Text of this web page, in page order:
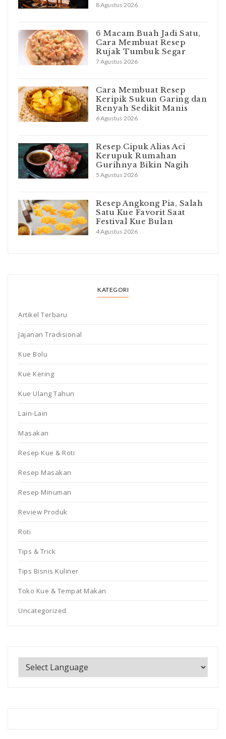
8 Agustus 2026
6 Macam Buah Jadi Satu,
Cara Membuat Resep
Rujak Tumbuk Segar
7 Agustus 2026
Cara Membuat Resep
Keripik Sukun Garing dan
Renyah Sedikit Manis
6 Agustus 2026
Resep Cipuk Alias Aci
Kerupuk Rumahan
Gurihnya Bikin Nagih
5 Agustus 2026
Resep Angkong Pia, Salah
Satu Kue Favorit Saat
Festival Kue Bulan
4 Agustus 2026
KATEGORI
Artikel Terbaru
Jajanan Tradisional
Kue Bolu
Kue Kering
Kue Ulang Tahun
Lain-Lain
Masakan
Resep Kue & Roti
Resep Masakan
Resep Minuman
Review Produk
Roti
Tips & Trick
Tips Bisnis Kuliner
Toko Kue & Tempat Makan
Uncategorized